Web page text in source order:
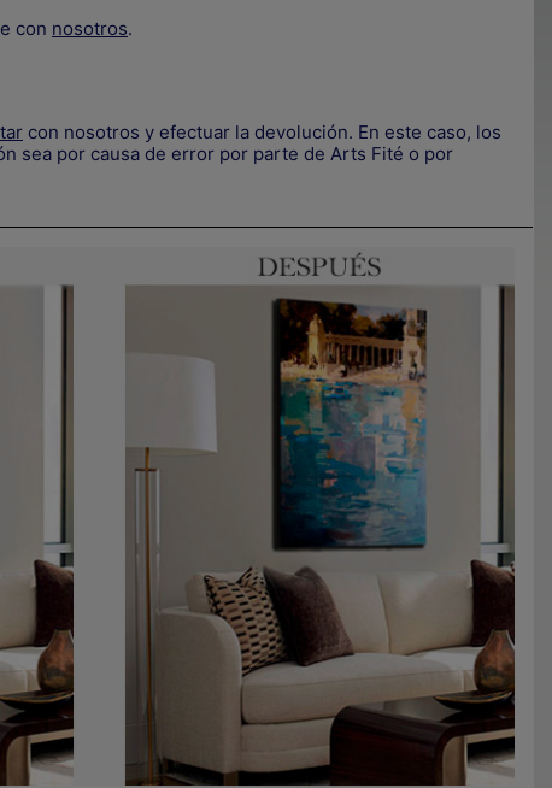
con nosotros.
con nosotros y efectuar la devolución. En este caso, los
sea por causa de error por parte de Arts Fité o por